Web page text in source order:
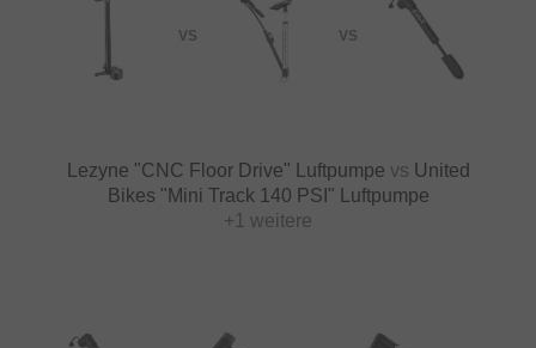
VS VS
Lezyne "CNC Floor Drive" Luftpumpe vs United
Bikes "Mini Track 140 PSI" Luftpumpe
+1 weitere